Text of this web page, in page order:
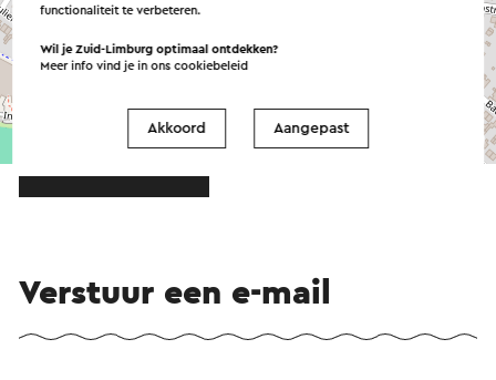
©
Verstuur een e-mail
functionaliteit te verbeteren.
Wil je Zuid-Limburg optimaal ontdekken?
Meer info vind je in onscookiebeleid
Akkoord Aangepast